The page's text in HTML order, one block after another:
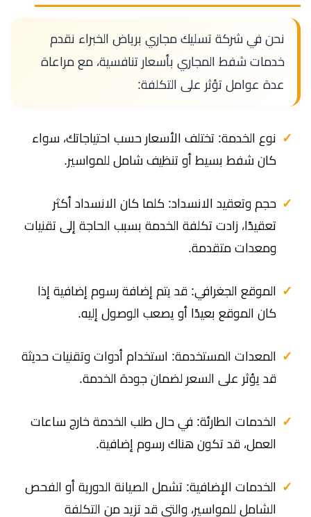
نحن في شركة تسليك مجاري برياض الخبراء نقدم
خدمات شفط المجاري بأسعار تنافسية، مع مراعاة
عدة عوامل تؤثر على التكلفة:
نوع الخدمة: تختلف الأسعار حسب احتياجاتك، سواء
كان شفط بسيط أو تنظيف شامل للمواسير.
حجم وتعقيد الانسداد: كلما كان الانسداد أكثر
تعقيدًا، زادت تكلفة الخدمة بسبب الحاجة إلى تقنيات
ومعدات متقدمة.
الموقع الجغرافي: قد يتم إضافة رسوم إضافية إذا
كان الموقع بعيدًا أو يصعب الوصول إليه.
المعدات المستخدمة: استخدام أدوات وتقنيات حديثة
قد يؤثر على السعر لضمان جودة الخدمة.
الخدمات الطارئة: في حال طلب الخدمة خارج ساعات
العمل، قد تكون هناك رسوم إضافية.
الخدمات الإضافية: تشمل الصيانة الدورية أو الفحص
الشامل للمواسير، والتي قد تزيد من التكلفة